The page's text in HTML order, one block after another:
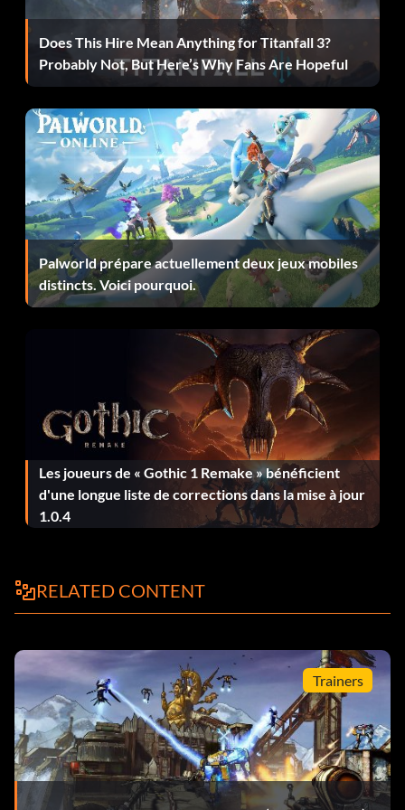
Récompense : 15 points
Objectif : Tuer Donkey Mon
Goliath rencontre David
Récompense : 15 points
Objectif : Permettre à un Goliath de monter en niveau
quatre fois avant de le tuer.
Explorateur des Highlands
Objectif : Découverte de tous les lieux nommés dans les
Highlands, Thousand Cuts et la réserve d'exploitation de
la faune.
Hommage à un chasseur de coffre-fort
Objectif : Obtenir un objet de Michael Mamari
Récompense : 15 points
Objectif : Donner à Claptrap une note élevée de cinq
Explorateur urbain
Does This Hire Mean Anything for Titanfall 3?
Probably Not, But Here’s Why Fans Are Hopeful
Palworld prépare actuellement deux jeux mobiles
distincts. Voici pourquoi.
Les joueurs de « Gothic 1 Remake » bénéficient
d'une longue liste de corrections dans la mise à jour
1.0.4
RELATED CONTENT
Trainers